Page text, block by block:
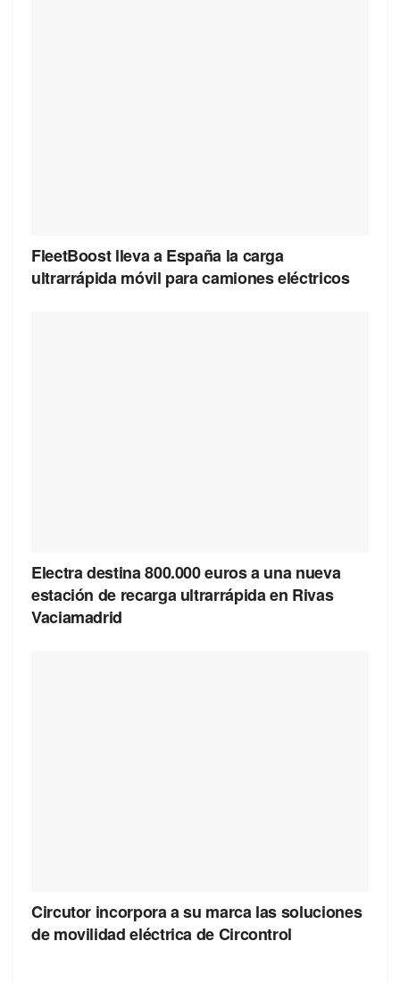
FleetBoost lleva a España la carga
ultrarrápida móvil para camiones eléctricos
Electra destina 800.000 euros a una nueva
estación de recarga ultrarrápida en Rivas
Vaciamadrid
Circutor incorpora a su marca las soluciones
de movilidad eléctrica de Circontrol